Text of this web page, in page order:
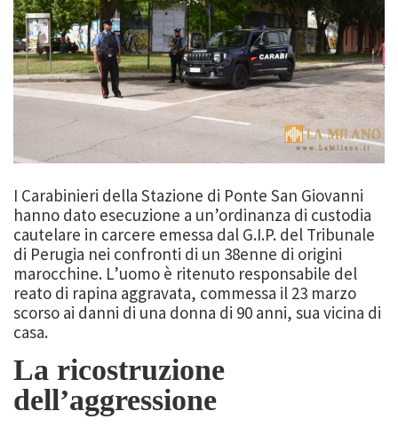
I Carabinieri della Stazione di Ponte San Giovanni
hanno dato esecuzione a un’ordinanza di custodia
cautelare in carcere emessa dal G.I.P. del Tribunale
di Perugia nei confronti di un 38enne di origini
marocchine. L’uomo è ritenuto responsabile del
reato di rapina aggravata, commessa il 23 marzo
scorso ai danni di una donna di 90 anni, sua vicina di
casa.
La ricostruzione
dell’aggressione